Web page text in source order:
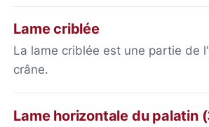
Lame criblée
La lame criblée est une partie de
crâne.
Lame horizontale du palatin